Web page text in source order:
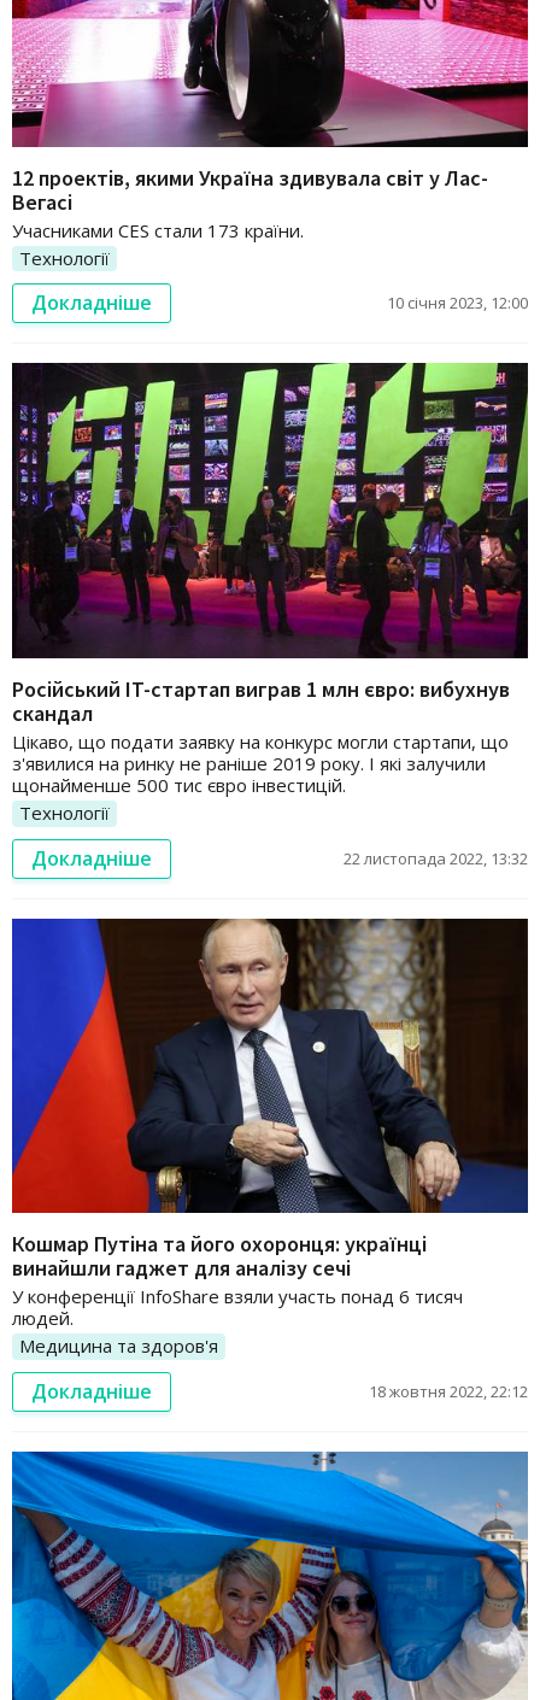
12 проектів, якими Україна здивувала світ у Лас-
Вегасі
Учасниками CES стали 173 країни.
Технології
Докладніше 10 січня 2023, 12:00
Російський IT-стартап виграв 1 млн євро: вибухнув
скандал
Цікаво, що подати заявку на конкурс могли стартапи, що
з'явилися на ринку не раніше 2019 року. І які залучили
щонайменше 500 тис євро інвестицій.
Технології
Докладніше 22 листопада 2022, 13:32
Кошмар Путіна та його охоронця: українці
винайшли гаджет для аналізу сечі
У конференції InfoShare взяли участь понад 6 тисяч
людей.
Медицина та здоров'я
Докладніше 18 жовтня 2022, 22:12